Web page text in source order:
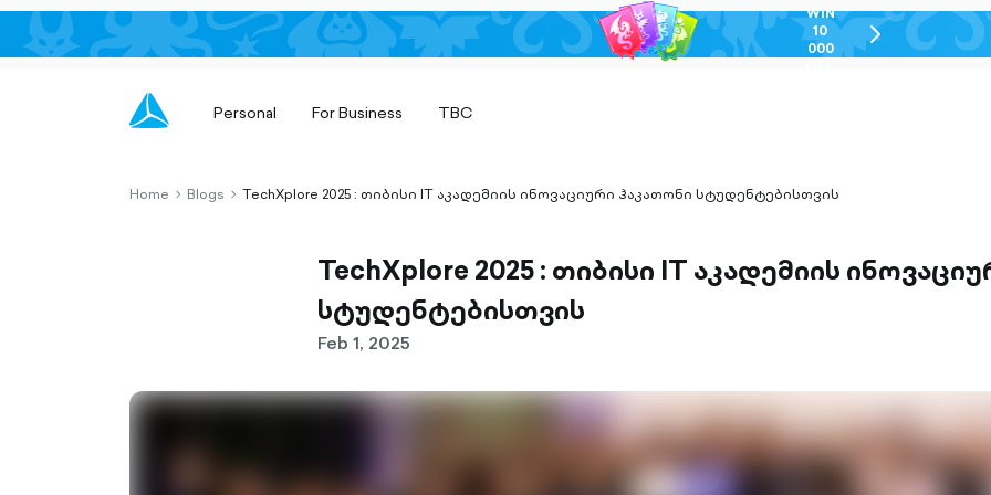
WIN
10
000
chevron-
right-
Personal For Business TBC
Home chevron-
Blogs chevron-
TechXplore 2025 : თიბისი IT აკადემიის ინოვაციური ჰაკათონი სტუდენტებისთვის
TechXplore 2025 : თიბისი IT აკადემიის
სტუდენტებისთვის
Feb 1, 2025